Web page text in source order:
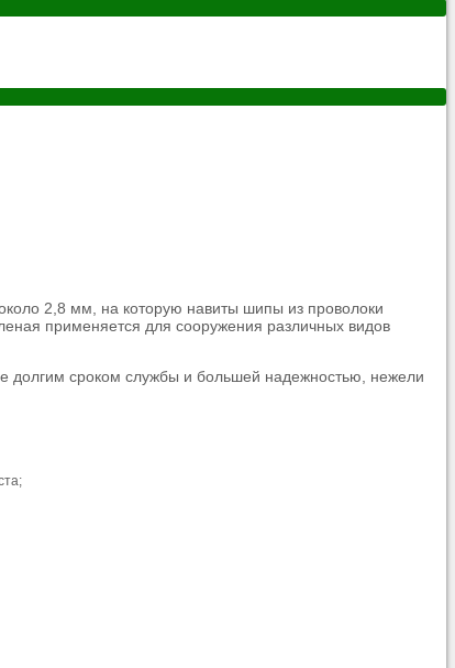
2,8 мм, на которую навиты шипы из проволоки
применяется для сооружения различных видов
долгим сроком службы и большей надежностью, нежели